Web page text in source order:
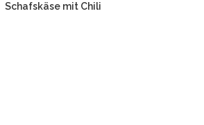
Schafskäse mit Chili